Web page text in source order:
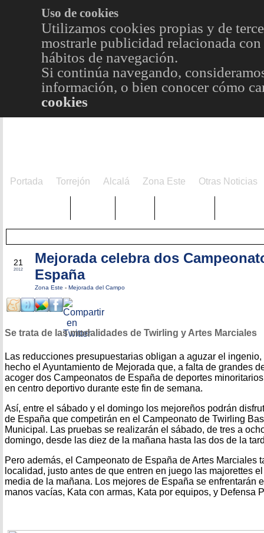
Uso de cookies
Utilizamos cookies propias y de
mostrarle publicidad relacionada
hábitos de navegación.
Si continúa navegando,
información, o bien conocer cómo
cookies
Portada Torrejón Alcalá Zona Este Otras Noticias
21
2012
Mejorada celebra dos
España
Zona Este - Mejorada del Campo
Se trata de las modalidades de Twirling y Artes Marciales
Las reducciones presupuestarias obligan a aguzar el
hecho el Ayuntamiento de Mejorada que, a falta de grandes
acoger dos Campeonatos de España de deportes
en centro deportivo durante este fin de semana.
Así, entre el sábado y el domingo los mejoreños podrán
de España que competirán en el Campeonato de Twirling
Municipal. Las pruebas se realizarán el sábado, de tres a
domingo, desde las diez de la mañana hasta las dos de la
Pero además, el Campeonato de España de Artes Marciales
localidad, justo antes de que entren en juego las majorettes
media de la mañana. Los mejores de España se enfrentarán
manos vacías, Kata con armas, Kata por equipos, y Defensa